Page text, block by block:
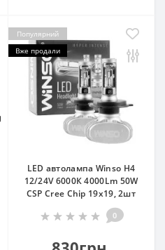
Популярний
Вже продали
LED автолампа Winso H4
12/24V 6000К 4000Lm 50W
CSP Cree Chip 19х19, 2шт
0